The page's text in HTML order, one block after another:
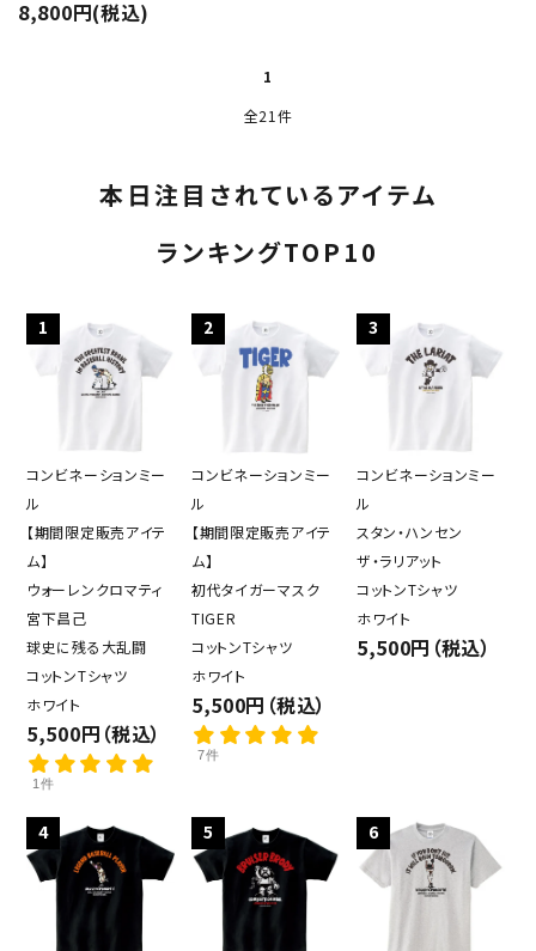
8,800円(税込)
1
全21件
本日注目されているアイテム
ランキングTOP10
1
コンビネーションミー
ル
【期間限定販売アイテ
ム】
ウォーレンクロマティ
宮下昌己
球史に残る大乱闘
コットンTシャツ
ホワイト
5,500円（税込）
1件
2
コンビネーションミー
ル
【期間限定販売アイテ
ム】
初代タイガーマスク
TIGER
コットンTシャツ
ホワイト
5,500円（税込）
7件
3
コンビネーションミー
ル
スタン・ハンセン
ザ・ラリアット
コットンTシャツ
ホワイト
5,500円（税込）
4 5 6